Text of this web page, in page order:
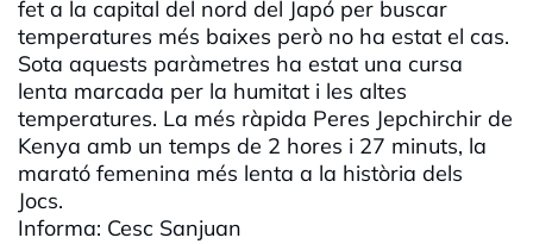
fet a la capital del nord del Japó per buscar
temperatures més baixes però no ha estat el cas.
Sota aquests paràmetres ha estat una cursa
lenta marcada per la humitat i les altes
temperatures. La més ràpida Peres Jepchirchir de
Kenya amb un temps de 2 hores i 27 minuts, la
marató femenina més lenta a la història dels
Jocs.
Informa: Cesc Sanjuan